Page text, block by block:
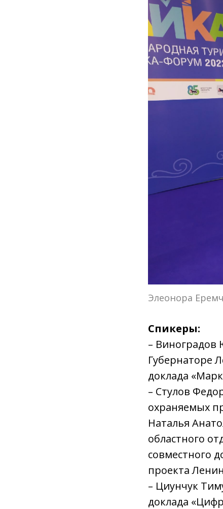
Элеонора
Спикеры:
– Виноградов
Губернаторе
доклада
– Стулов
охраняемых
Наталья
областного
совместного
проекта
– Циунчук
доклада